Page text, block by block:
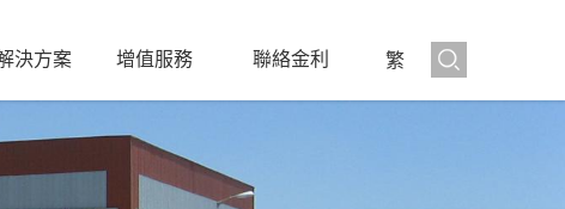
決方案 增值服務 聯絡金利 繁